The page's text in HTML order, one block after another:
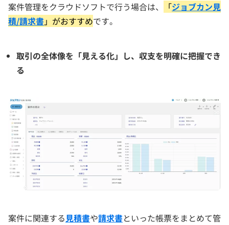
案件管理をクラウドソフトで行う場合は、 「ジョブカン見
積/請求書」がおすすめです。
取引の全体像を「見える化」し、収支を明確に把握でき
る
案件に関連する見積書や請求書といった帳票をまとめて管